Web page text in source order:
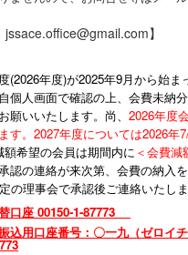
jssace.office@gmail.com】
(2026年度)が2025年9月から始ま
個人画面で確認の上、会費未納
願いいたします。尚、 2026年度
す。2027年度については2026年
額希望の会員は期間内に ＜会費減
認の連絡が来次第、会費の納入
の理事会で承認後ご連絡いたしま
口座 00150-1-87773
込用口座番号：〇一九（ゼロイ